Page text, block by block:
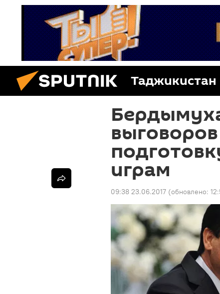
Таджикистан
играм
09:38 23.06.2017 (обновлено: